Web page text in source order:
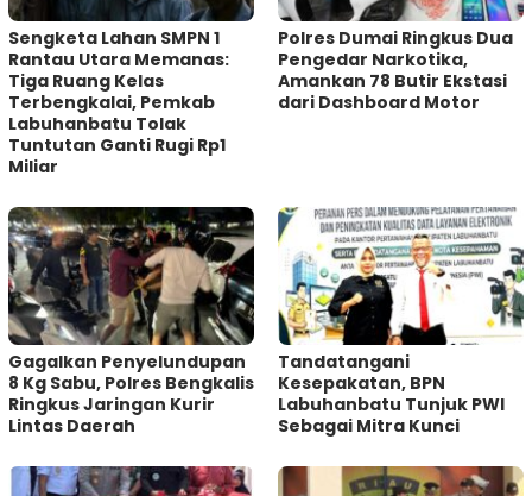
Sengketa Lahan SMPN 1
Rantau Utara Memanas:
Tiga Ruang Kelas
Terbengkalai, Pemkab
Labuhanbatu Tolak
Tuntutan Ganti Rugi Rp1
Miliar
Polres Dumai Ringkus Dua
Pengedar Narkotika,
Amankan 78 Butir Ekstasi
dari Dashboard Motor
Gagalkan Penyelundupan
8 Kg Sabu, Polres Bengkalis
Ringkus Jaringan Kurir
Lintas Daerah
Tandatangani
Kesepakatan, BPN
Labuhanbatu Tunjuk PWI
Sebagai Mitra Kunci